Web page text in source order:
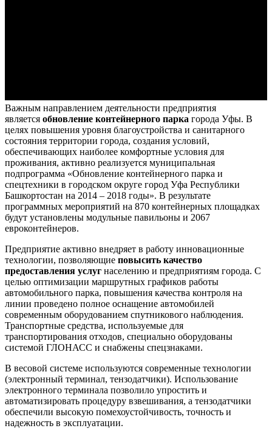
Важным направлением деятельности предприятия
является обновление контейнерного парка города Уфы. В
целях повышения уровня благоустройства и санитарного
состояния территории города, создания условий,
обеспечивающих наиболее комфортные условия для
проживания, активно реализуется муниципальная
подпрограмма «Обновление контейнерного парка и
спецтехники в городском округе город Уфа Республики
Башкортостан на 2014 – 2018 годы». В результате
программных мероприятий на 870 контейнерных площадках
будут установлены модульные павильоны и 2067
евроконтейнеров.
Предприятие активно внедряет в работу инновационные
технологии, позволяющие повысить качество
предоставления услуг населению и предприятиям города. С
целью оптимизации маршрутных графиков работы
автомобильного парка, повышения качества контроля на
линии проведено полное оснащение автомобилей
современным оборудованием спутникового наблюдения.
Транспортные средства, используемые для
транспортирования отходов, специально оборудованы
системой ГЛОНАСС и снабжены спецзнаками.
В весовой системе используются современные технологии
(электронный терминал, тензодатчики). Использование
электронного терминала позволило упростить и
автоматизировать процедуру взвешивания, а тензодатчики
обеспечили высокую помехоустойчивость, точность и
надежность в эксплуатации.